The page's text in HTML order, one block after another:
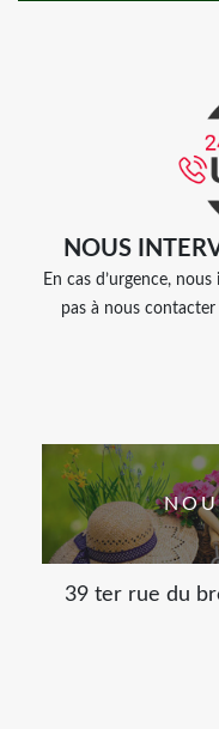
NOUS
En cas d’urgence,
pas à nous
39 ter rue du